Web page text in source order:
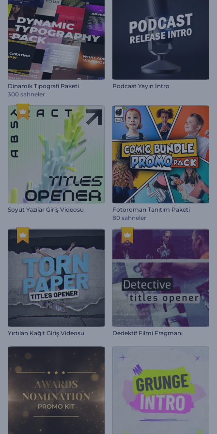
Dinamik Tipografi Paketi
300 sahneler
Podcast Yayın İntro
Soyut Yazılar Giriş Videosu
Fotoroman Tanıtım Paketi
80 sahneler
Yırtılan Kağıt Giriş Videosu Dedektif Filmi Fragmanı